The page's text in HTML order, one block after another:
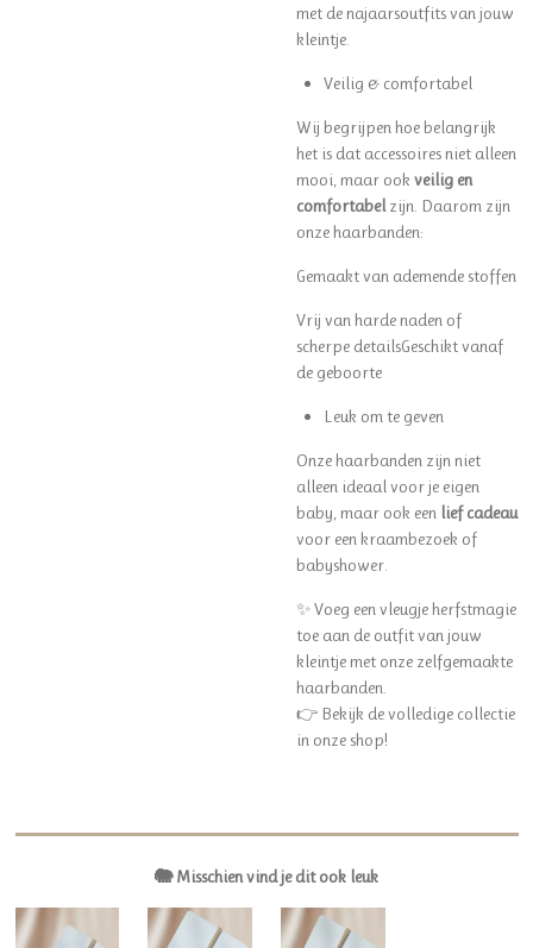
met de najaarsoutfits van jouw
kleintje.
Veilig & comfortabel
Wij begrijpen hoe belangrijk
het is dat accessoires niet alleen
mooi, maar ook veilig en
comfortabelzijn. Daarom zijn
onze haarbanden:
Gemaakt van ademende stoffen
Vrij van harde naden of
scherpe detailsGeschikt vanaf
de geboorte
Leuk om te geven
Onze haarbanden zijn niet
alleen ideaal voor je eigen
baby, maar ook een lief cadeau
voor een kraambezoek of
babyshower.
✨ Voeg een vleugje herfstmagie
toe aan de outfit van jouw
kleintje met onze zelfgemaakte
haarbanden.
👉 Bekijk de volledige collectie
in onze shop!
🐘 Misschien vind je dit ook leuk